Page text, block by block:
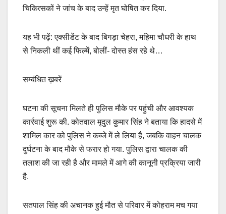
चिकित्सकों ने जांच के बाद उन्हें मृत घोषित कर दिया.
यह भी पढ़ें: एक्सीडेंट के बाद बिगड़ा चेहरा, महिमा चौधरी के हाथ
से निकली थीं कई फिल्में, बोलीं- दोस्त हंस रहे थे…
सम्बंधित ख़बरें
घटना की सूचना मिलते ही पुलिस मौके पर पहुंची और आवश्यक
कार्रवाई शुरू की. कोतवाल मृदुल कुमार सिंह ने बताया कि हादसे में
शामिल कार को पुलिस ने कब्जे में ले लिया है, जबकि वाहन चालक
दुर्घटना के बाद मौके से फरार हो गया. पुलिस द्वारा चालक की
तलाश की जा रही है और मामले में आगे की कानूनी प्रक्रिया जारी
है.
सतपाल सिंह की अचानक हुई मौत से परिवार में कोहराम मच गया